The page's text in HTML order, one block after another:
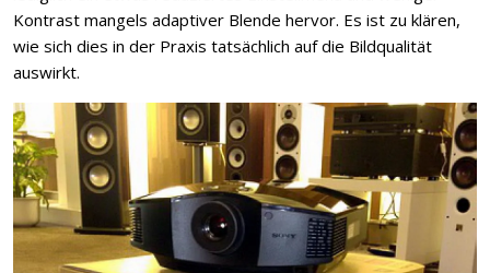
Kontrast mangels adaptiver Blende hervor. Es ist zu klären,
wie sich dies in der Praxis tatsächlich auf die Bildqualität
auswirkt.